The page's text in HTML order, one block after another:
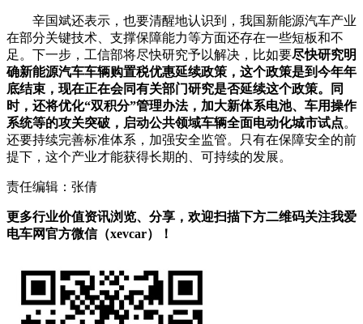
辛国斌还表示，也要清醒地认识到，我国新能源汽车产业
在部分关键技术、支撑保障能力等方面还存在一些短板和不
足。下一步，工信部将尽快研究予以解决，比如要尽快研究明
确新能源汽车车辆购置税优惠延续政策，这个政策是到今年年
底结束，现在正在会同有关部门研究是否延续这个政策。同
时，还将优化“双积分”管理办法，加大新体系电池、车用操作
系统等的攻关突破，启动公共领域车辆全面电动化城市试点。
还要持续完善标准体系，加强安全监管。只有在保障安全的前
提下，这个产业才能获得长期的、可持续的发展。
责任编辑：张倩
更多行业价值资讯浏览、分享，欢迎扫描下方二维码关注我爱
电车网官方微信（xevcar）！